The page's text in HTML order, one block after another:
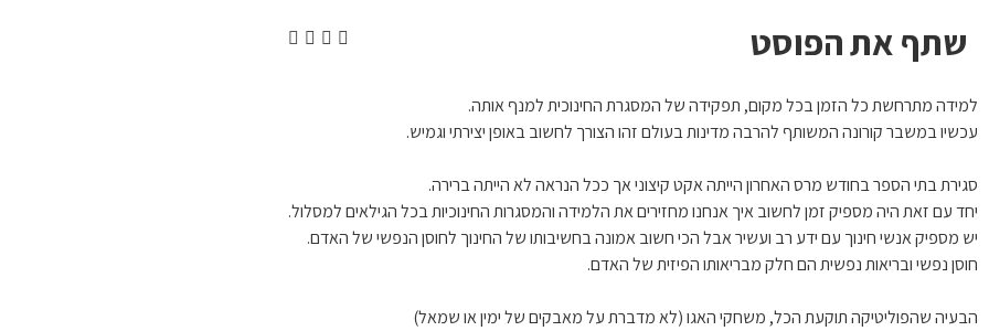
שתף את הפוסט
למידה מתרחשת כל הזמן בכל מקום, תפקידה של המסגרת החינוכית למנף אותה.
עכשיו במשבר קורונה המשותף להרבה מדינות בעולם זהו הצורך לחשוב באופן יצירתי וגמיש.
סגירת בתי הספר בחודש מרס האחרון הייתה אקט קיצוני אך ככל הנראה לא הייתה ברירה.
יחד עם זאת היה מספיק זמן לחשוב איך אנחנו מחזירים את הלמידה והמסגרות החינוכיות בכל הגילאים למסלול.
יש מספיק אנשי חינוך עם ידע רב ועשיר אבל הכי חשוב אמונה בחשיבותו של החינוך לחוסן הנפשי של האדם.
חוסן נפשי ובריאות נפשית הם חלק מבריאותו הפיזית של האדם.
הבעיה שהפוליטיקה תוקעת הכל, משחקי האגו (לא מדברת על מאבקים של ימין או שמאל)